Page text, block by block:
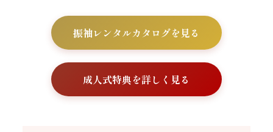
振袖レンタルカタログを見る
成人式特典を詳しく見る